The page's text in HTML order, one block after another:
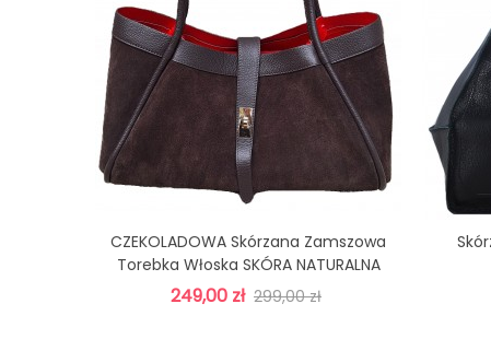
Dodaj Do Koszyka
CZEKOLADOWA Skórzana Zamszowa
Torebka Włoska SKÓRA NATURALNA
Vera Pelle
249,00 zł 299,00 zł